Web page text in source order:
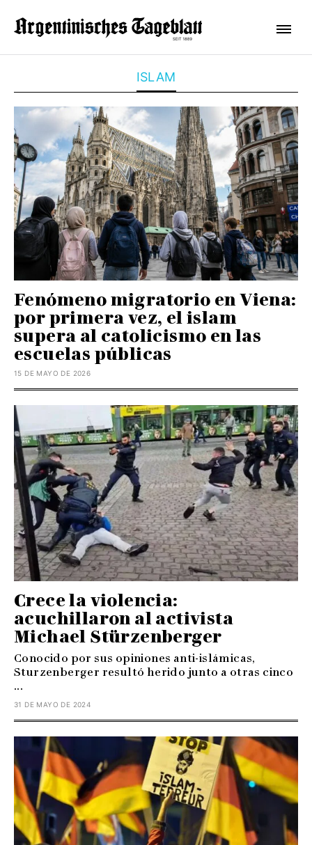
ISLAM
Fenómeno migratorio en Viena:
por primera vez, el islam
supera al catolicismo en las
escuelas públicas
15 DE MAYO DE 2026
Crece la violencia:
acuchillaron al activista
Michael Stürzenberger
Conocido por sus opiniones anti-islámicas,
Sturzenberger resultó herido junto a otras cinco
...
31 DE MAYO DE 2024